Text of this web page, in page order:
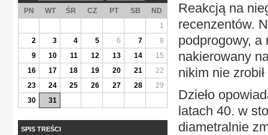
Reakcją na
recenzentów.
podprogowy,
nakierowany
nikim nie
Dzieło
latach 40. w
diametralnie
PN WT ŚR CZ PT SB
ND
1
2
3 4 5 6 7
8
9
10 11 12 13 14
15
16
17 18 19 20 21
22
23
24 25 26 27 28
29
30
31
SPIS TREŚCI